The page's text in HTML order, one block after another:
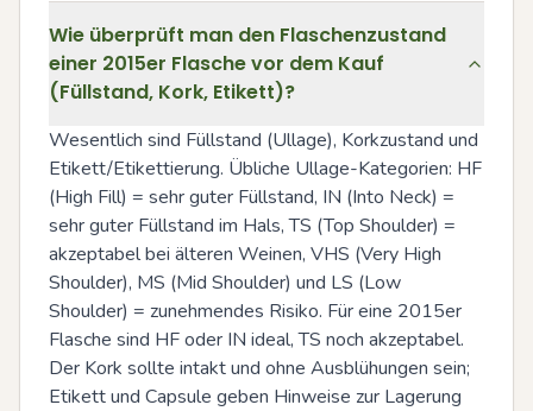
Wie überprüft man den Flaschenzustand
einer 2015er Flasche vor dem Kauf
(Füllstand, Kork, Etikett)?
Wesentlich sind Füllstand (Ullage), Korkzustand und
Etikett/Etikettierung. Übliche Ullage-Kategorien: HF
(High Fill) = sehr guter Füllstand, IN (Into Neck) =
sehr guter Füllstand im Hals, TS (Top Shoulder) =
akzeptabel bei älteren Weinen, VHS (Very High
Shoulder), MS (Mid Shoulder) und LS (Low
Shoulder) = zunehmendes Risiko. Für eine 2015er
Flasche sind HF oder IN ideal, TS noch akzeptabel.
Der Kork sollte intakt und ohne Ausblühungen sein;
Etikett und Capsule geben Hinweise zur Lagerung